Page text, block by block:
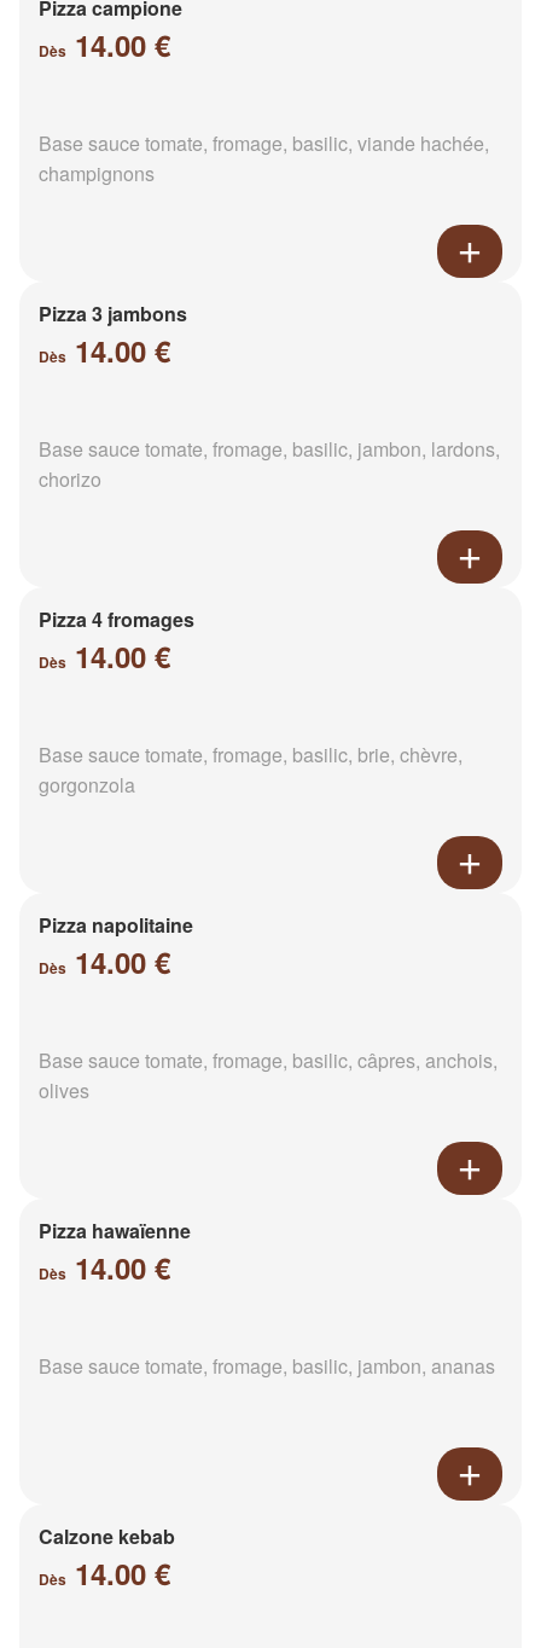
Pizza campione
Dès 14.00 €
Base sauce tomate, fromage, basilic, viande hachée,
champignons
Pizza 3 jambons
Dès 14.00 €
Base sauce tomate, fromage, basilic, jambon, lardons,
chorizo
Pizza 4 fromages
Dès 14.00 €
Base sauce tomate, fromage, basilic, brie, chèvre,
gorgonzola
Pizza napolitaine
Dès 14.00 €
Base sauce tomate, fromage, basilic, câpres, anchois,
olives
Pizza hawaïenne
Dès 14.00 €
Base sauce tomate, fromage, basilic, jambon, ananas
Calzone kebab
Dès 14.00 €